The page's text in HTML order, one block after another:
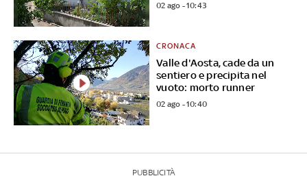
02 ago - 10:43
Valle d'Aosta, cade da un
sentiero e precipita nel
vuoto: morto runner
CRONACA
02 ago - 10:40
PUBBLICITÀ